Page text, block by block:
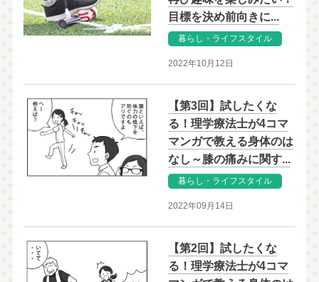
目標を決め前向きに...
暮らし・ライフスタイル
2022年10月12日
【第3回】試したくな
る！理学療法士が4コマ
マンガで教える身体のは
なし～膝の痛みに関す...
暮らし・ライフスタイル
2022年09月14日
【第2回】試したくな
る！理学療法士が4コマ